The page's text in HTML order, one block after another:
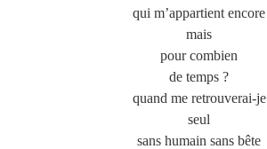
qui m’appartient encore
mais
pour combien
de temps ?
quand me retrouverai-je
seul
sans humain sans bête